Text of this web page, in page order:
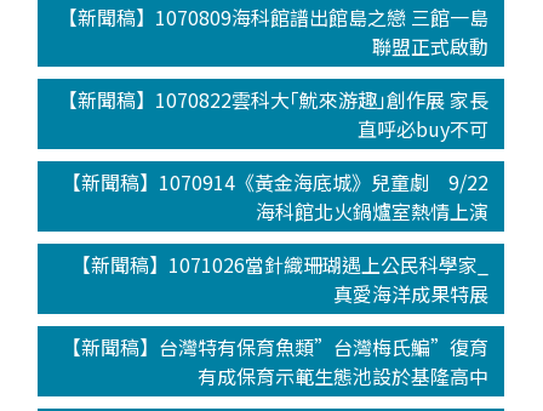
【新聞稿】1070809海科館譜出館島之戀 三館一島
聯盟正式啟動
【新聞稿】1070822雲科大｢魷來游趣｣創作展 家長
直呼必buy不可
【新聞稿】1070914《黃金海底城》兒童劇 9/22
海科館北火鍋爐室熱情上演
【新聞稿】1071026當針織珊瑚遇上公民科學家_
真愛海洋成果特展
【新聞稿】台灣特有保育魚類”台灣梅氏鯿”復育
有成保育示範生態池設於基隆高中